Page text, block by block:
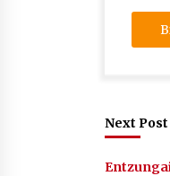
Next Post